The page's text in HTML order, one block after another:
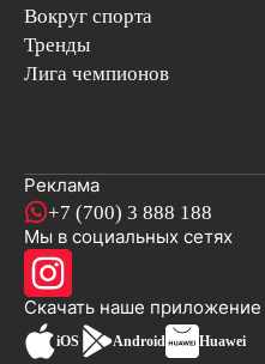
Вокруг спорта
Тренды
Лига чемпионов
Реклама
+7 (700) 3 888 188
Мы в социальных сетях
Скачать наше приложение
iOS Android Huawei